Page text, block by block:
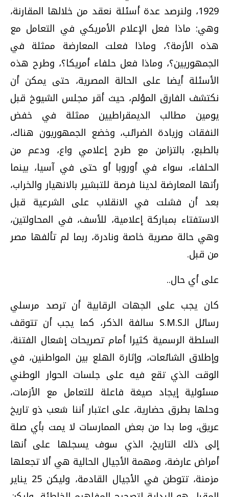
1929، ولنرصد عدة أسئلة نعقد من خلالها المقارنة،
وهي: ماذا فعل الإعلام الأمريكي في التعامل مع
هذه الأزمة؟، وماذا فعلت المعارضة ممثلة في
الجمهوريين؟، وماذا فعل حلفاء أمريكا؟، وطرح هذه
الأسئلة أيضا على الحالة المصرية، حتى يمكن أن
نكتشف الفارق المؤلم، حيث أقر مجلس الشيوخ قبل
يومين مطالب الديمقراطيين ممثلة في خفض
النفقات وزيادة الضرائب، وخضع الجمهوريون هناك،
بالطبع، بالتزامن مع طرح إعلامي واع، ودعم من
الحلفاء، سواء في أوروبا أو حتى في آسيا، بينما
رأتها المعارضة لدينا فرصة للتبشير بالانهيار والخراب،
بعد أن فشلت في الانقلاب على الشرعية قبل
الاستفتاء بمباركة إعلامية، للأسف، في المحاولتين،
وهي حالة مصرية خاصة ونادرة، ربما لم تألفها مصر
من قبل.
على أي حال..
كان يجب على الجهات الرقابية أن ترصد مرسلي
رسائل الـS.M.S سالفة الذكر، كما يجب أن تتوقف
السلطة الرسمية كثيرا أمام تصريحات إشعال الفتنة،
وإطلاق الشائعات، وإثارة الهلع بين المواطنين، في
الوقت الذي تقع فيه على جلسات الحوار الوطني
مسئولية إيجاد صيغة فاعلة للتعامل مع الأزمات،
وحلها بطرق حضارية، على اعتبار أننا شعب ذو تاريخ
عريق، وما بدا من بعض الممارسات لا يمت بأي صلة
إلى ذلك التاريخ، الذي سوف يسجلها على أنها
أمراض عارضة، ومهمة الأجيال الحالية هي ألا تجعلها
مزمنة، تتوطن في الأجيال القادمة، وليكن 25 يناير